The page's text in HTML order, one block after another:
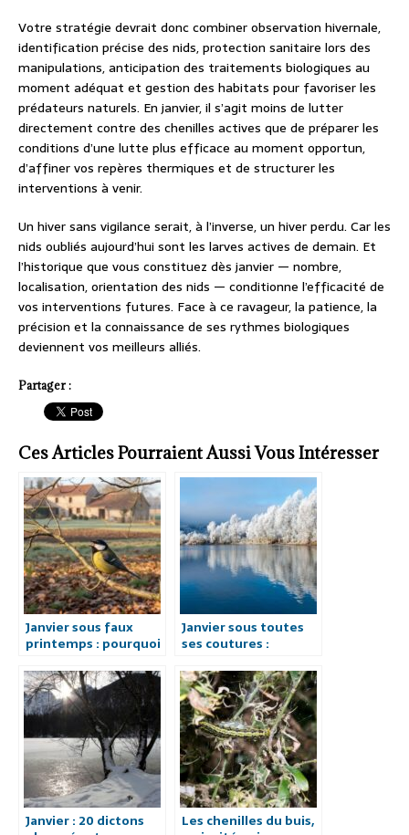
Votre stratégie devrait donc combiner observation hivernale,
identification précise des nids, protection sanitaire lors des
manipulations, anticipation des traitements biologiques au
moment adéquat et gestion des habitats pour favoriser les
prédateurs naturels. En janvier, il s’agit moins de lutter
directement contre des chenilles actives que de préparer les
conditions d’une lutte plus efficace au moment opportun,
d’affiner vos repères thermiques et de structurer les
interventions à venir.
Un hiver sans vigilance serait, à l’inverse, un hiver perdu. Car les
nids oubliés aujourd’hui sont les larves actives de demain. Et
l’historique que vous constituez dès janvier — nombre,
localisation, orientation des nids — conditionne l’efficacité de
vos interventions futures. Face à ce ravageur, la patience, la
précision et la connaissance de ses rythmes biologiques
deviennent vos meilleurs alliés.
Partager :
Ces Articles Pourraient Aussi Vous Intéresser
Janvier sous faux
printemps : pourquoi
chantent déjà quand
l’hiver s’efface.
Janvier sous toutes
ses coutures :
vraiment aimer ce
mois
météorologique
Janvier : 20 dictons
Les chenilles du buis,